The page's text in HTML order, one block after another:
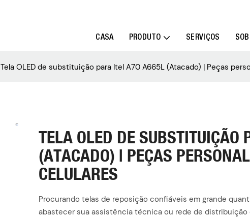
CASA PRODUTO SERVIÇOS
Tela OLED de substituição para Itel A70 A665L (Atacado) | Peças
TELA OLED DE
(ATACADO) | PEÇAS
CELULARES
Procurando telas de reposição confiáveis ​​em grande
abastecer sua assistência técnica ou rede de distribuição